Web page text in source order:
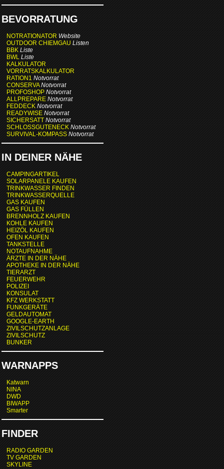
BEVORRATUNG
NOTRATIONATOR Website
OUTDOOR CHIEMGAU Listen
BBK Liste
BWL Liste
KALKULATOR
VORRATSKALKULATOR
RATION1 Notvorrat
CONSERVA Notvorrat
PROFOSHOP Notvorrat
ALLPREPARE Notvorrat
FEDDECK Notvorrat
READYWISE Notvorrat
SICHERSATT Notvorrat
SCHLOSSGUTENECK Notvorrat
SURVIVAL-KOMPASS Notvorrat
IN DEINER NÄHE
CAMPINGARTIKEL
SOLARPANELE KAUFEN
TRINKWASSER FINDEN
TRINKWASSERQUELLE
GAS KAUFEN
GAS FÜLLEN
BRENNHOLZ KAUFEN
KOHLE KAUFEN
HEIZÖL KAUFEN
OFEN KAUFEN
TANKSTELLE
NOTAUFNAHME
ÄRZTE IN DER NÄHE
APOTHEKE IN DER NÄHE
TIERARZT
FEUERWEHR
POLIZEI
KONSULAT
KFZ WERKSTATT
FUNKGERÄTE
GELDAUTOMAT
GOOGLE-EARTH
ZIVILSCHUTZANLAGE
ZIVILSCHUTZ
BUNKER
WARNAPPS
Katwarn
NINA
DWD
BIWAPP
Smarter
FINDER
RADIO GARDEN
TV GARDEN
SKYLINE